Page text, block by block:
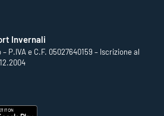
Invernali
P.IVA e C.F. 05027640159 – Iscrizione al